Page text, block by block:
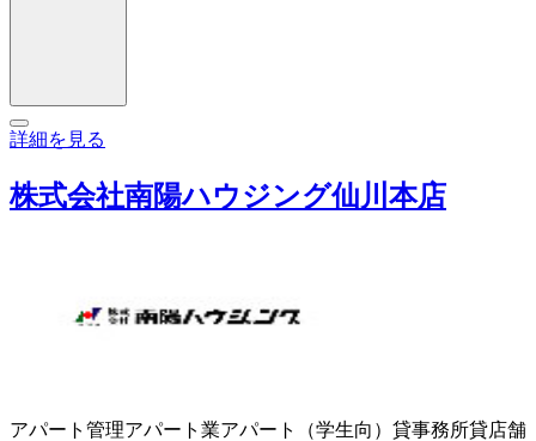
詳細を見る
株式会社南陽ハウジング仙川本店
アパート管理アパート業アパート（学生向） 貸事務所貸店舗